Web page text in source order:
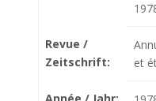
Revue /
Zeitschrift:
et